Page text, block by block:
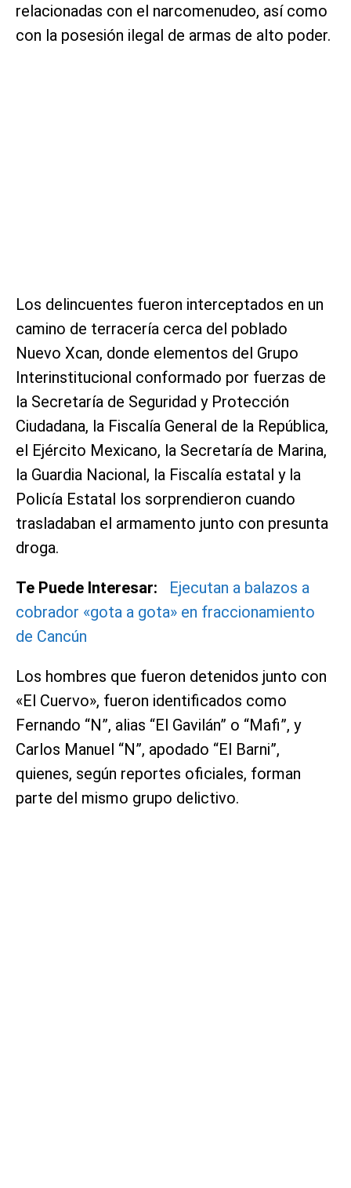
relacionadas con el narcomenudeo, así como
con la posesión ilegal de armas de alto poder.
Los delincuentes fueron interceptados en un
camino de terracería cerca del poblado
Nuevo Xcan, donde elementos del Grupo
Interinstitucional conformado por fuerzas de
la Secretaría de Seguridad y Protección
Ciudadana, la Fiscalía General de la República,
el Ejército Mexicano, la Secretaría de Marina,
la Guardia Nacional, la Fiscalía estatal y la
Policía Estatal los sorprendieron cuando
trasladaban el armamento junto con presunta
droga.
Te Puede Interesar:
Ejecutan a balazos a
cobrador «gota a gota» en fraccionamiento
de Cancún
Los hombres que fueron detenidos junto con
«El Cuervo», fueron identificados como
Fernando “N”, alias “El Gavilán” o “Mafi”, y
Carlos Manuel “N”, apodado “El Barni”,
quienes, según reportes oficiales, forman
parte del mismo grupo delictivo.